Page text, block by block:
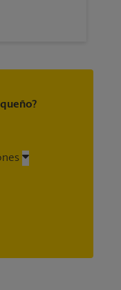
The UPS Store
cualquier
política de
su ciudad.